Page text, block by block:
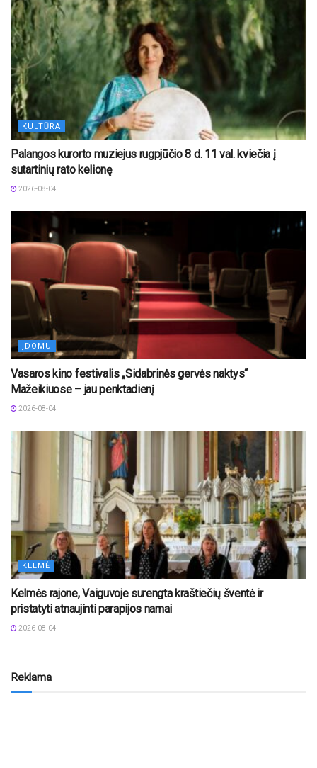
KULTŪRA
Palangos kurorto muziejus rugpjūčio 8 d. 11 val. kviečia į
sutartinių rato kelionę
2026-08-04
ĮDOMU
Vasaros kino festivalis „Sidabrinės gervės naktys“
Mažeikiuose – jau penktadienį
2026-08-04
KELMĖ
Kelmės rajone, Vaiguvoje surengta kraštiečių šventė ir
pristatyti atnaujinti parapijos namai
2026-08-04
Reklama